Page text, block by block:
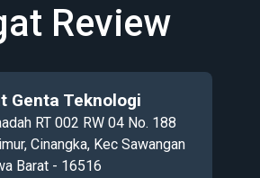
Review
Genta Teknologi
RT 002 RW 04 No. 188
Cinangka, Kec Sawangan
Barat - 16516